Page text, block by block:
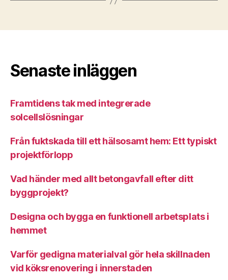
Senaste inläggen
Framtidens tak med integrerade
solcellslösningar
Från fuktskada till ett hälsosamt hem: Ett typiskt
projektförlopp
Vad händer med allt betongavfall efter ditt
byggprojekt?
Designa och bygga en funktionell arbetsplats i
hemmet
Varför gedigna materialval gör hela skillnaden
vid köksrenovering i innerstaden